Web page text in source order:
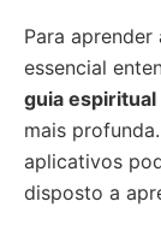
Para
essencial
guia espiritual
mais
aplicativos
disposto a